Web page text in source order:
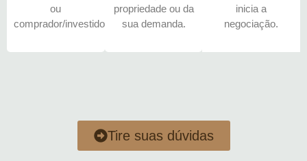
ou
comprador/investidor.
propriedade ou da
sua demanda.
inicia a
negociação.
Tire suas dúvidas